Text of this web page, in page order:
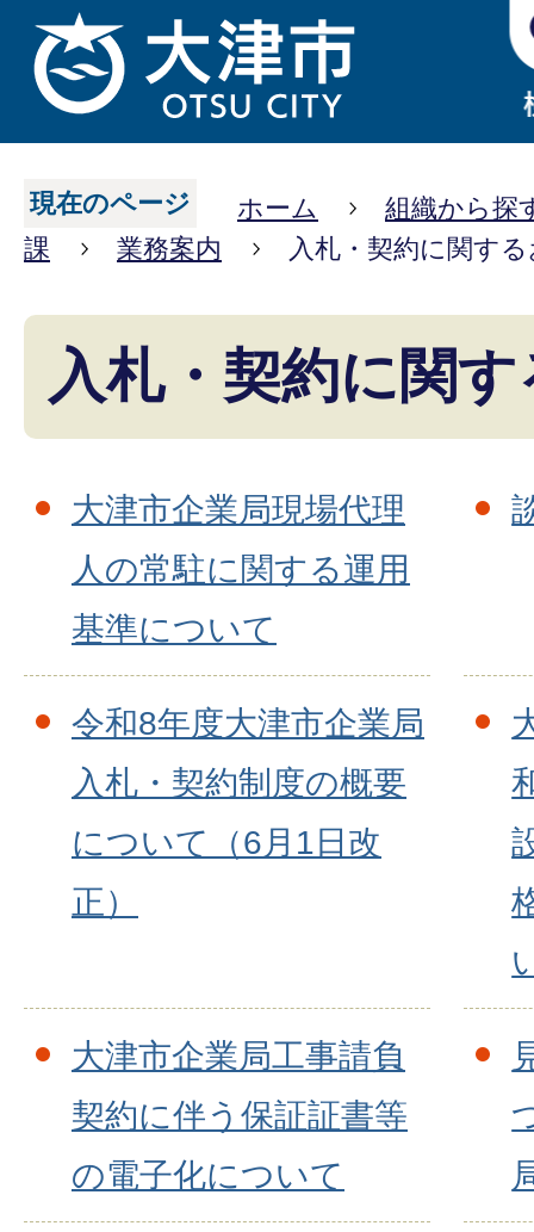
現在のページ ホーム
組織から探
課
業務案内 入札・契約に関す
入札・契約に関
大津市企業局現場代理
人の常駐に関する運用
基準について
令和8年度大津市企業局
入札・契約制度の概要
について（6月1日改
正）
大津市企業局工事請負
契約に伴う保証証書等
の電子化について